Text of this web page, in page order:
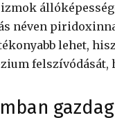
néven
lehet,
felszívódását,
gazdag